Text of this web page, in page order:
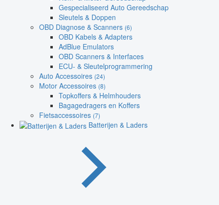
Gespecialiseerd Auto Gereedschap
Sleutels & Doppen
OBD Diagnose & Scanners (6)
OBD Kabels & Adapters
AdBlue Emulators
OBD Scanners & Interfaces
ECU- & Sleutelprogrammering
Auto Accessoires (24)
Motor Accessoires (8)
Topkoffers & Helmhouders
Bagagedragers en Koffers
Fietsaccessoires (7)
Batterijen & Laders